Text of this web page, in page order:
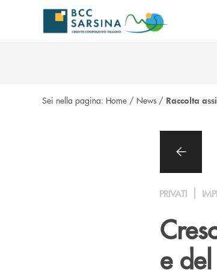
Salta al contenuto principale
Sei nella pagina: Home / News / Raccolta
PRIVATI
e